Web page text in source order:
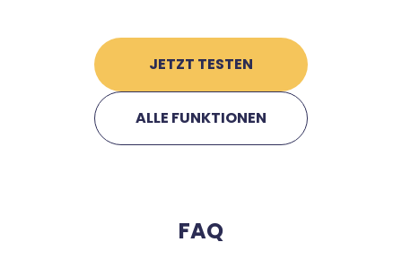
JETZT TESTEN
ALLE FUNKTIONEN
FAQ